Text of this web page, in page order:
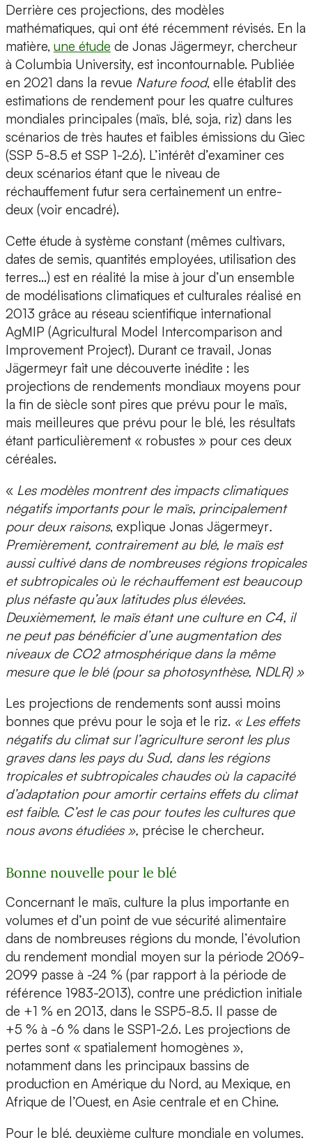
Derrière ces projections, des modèles
mathématiques, qui ont été récemment révisés. En la
matière, une étude de Jonas Jägermeyr, chercheur
à Columbia University, est incontournable. Publiée
en 2021 dans la revue Nature food, elle établit des
estimations de rendement pour les quatre cultures
mondiales principales (maïs, blé, soja, riz) dans les
scénarios de très hautes et faibles émissions du Giec
(SSP 5-8.5 et SSP 1-2.6). L’intérêt d’examiner ces
deux scénarios étant que le niveau de
réchauffement futur sera certainement un entre-
deux (voir encadré).
Cette étude à système constant (mêmes cultivars,
dates de semis, quantités employées, utilisation des
terres…) est en réalité la mise à jour d’un ensemble
de modélisations climatiques et culturales réalisé en
2013 grâce au réseau scientifique international
AgMIP (Agricultural Model Intercomparison and
Improvement Project). Durant ce travail, Jonas
Jägermeyr fait une découverte inédite : les
projections de rendements mondiaux moyens pour
la fin de siècle sont pires que prévu pour le maïs,
mais meilleures que prévu pour le blé, les résultats
étant particulièrement « robustes » pour ces deux
céréales.
« Les modèles montrent des impacts climatiques
négatifs importants pour le maïs, principalement
pour deux raisons, explique Jonas Jägermeyr.
Premièrement, contrairement au blé, le maïs est
aussi cultivé dans de nombreuses régions tropicales
et subtropicales où le réchauffement est beaucoup
plus néfaste qu’aux latitudes plus élevées.
Deuxièmement, le maïs étant une culture en C4, il
ne peut pas bénéficier d’une augmentation des
niveaux de CO2 atmosphérique dans la même
mesure que le blé (pour sa photosynthèse, NDLR) »
Les projections de rendements sont aussi moins
bonnes que prévu pour le soja et le riz. « Les effets
négatifs du climat sur l’agriculture seront les plus
graves dans les pays du Sud, dans les régions
tropicales et subtropicales chaudes où la capacité
d’adaptation pour amortir certains effets du climat
est faible. C’est le cas pour toutes les cultures que
nous avons étudiées », précise le chercheur.
Bonne nouvelle pour le blé
Concernant le maïs, culture la plus importante en
volumes et d’un point de vue sécurité alimentaire
dans de nombreuses régions du monde, l’évolution
du rendement mondial moyen sur la période 2069-
2099 passe à -24 % (par rapport à la période de
référence 1983-2013), contre une prédiction initiale
de +1 % en 2013, dans le SSP5-8.5. Il passe de
+5 % à -6 % dans le SSP1-2.6. Les projections de
pertes sont « spatialement homogènes »,
notamment dans les principaux bassins de
production en Amérique du Nord, au Mexique, en
Afrique de l’Ouest, en Asie centrale et en Chine.
Pour le blé, deuxième culture mondiale en volumes,